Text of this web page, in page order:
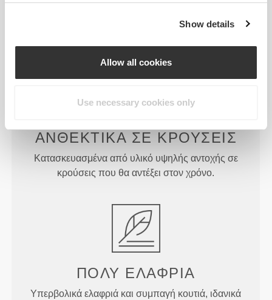
Show details
Allow all cookies
Use necessary cookies only
όλα τα σνακ/συμπληρώματά σας και να παίρνετε
ΑΝΘΕΚΤΙΚΆ ΣΕ ΚΡΟΎΣΕΙΣ
Κατασκευασμένα από υλικό υψηλής αντοχής σε
κρούσεις που θα αντέξει στον χρόνο.
ΠΟΛΎ ΕΛΑΦΡΙΆ
Υπερβολικά ελαφριά και συμπαγή κουτιά, ιδανικά